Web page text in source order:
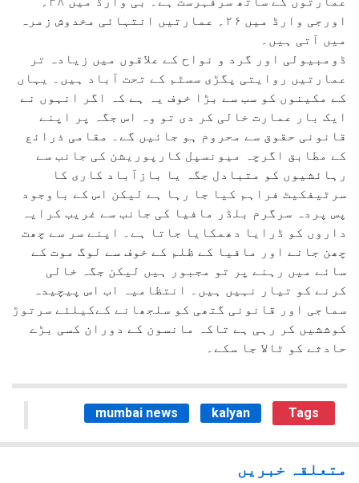
اورجی وارڈ میں ۲۶؍ عمارتیں انتہائی مخدوش زمرہ
میں آتی ہیں۔
ڈومبیولی اور گرد و نواح کے علاقوں میں زیادہ تر
عمارتیں روایتی پگڑی سسٹم کے تحت آباد ہیں۔ یہاں
کے مکینوں کو سب سے بڑا خوف یہ ہے کہ اگر انہوں نے
ایک بار عمارت خالی کر دی تو وہ اس جگہ پر اپنے
قانونی حقوق سے محروم ہو جائیں گے۔ مقامی ذرائع
کے مطابق اگرچہ میونسپل کارپوریشن کی جانب سے
رہائشیوں کو متبادل جگہ یا بازآباد کاری کا
سرٹیفکیٹ فراہم کیا جا رہا ہے لیکن اس کے باوجود
پس پردہ سرگرم بلڈر مافیا کی جانب سے غریب کرایہ
داروں کو ڈرایا دھمکایا جاتا ہے۔ اپنے سر سے چھت
چھن جانے اور مافیا کے ظلم کے خوف سے لوگ موت کے
سائے میں رہنے پر تو مجبور ہیں لیکن جگہ خالی
کرنے کو تیار نہیں ہیں۔ انتظامیہ اب اس پیچیدہ
سماجی اور قانونی گتھی کو سلجھانے کےکیلئے سرتوڑ
کوششیں کر رہی ہے تاکہ مانسون کے دوران کسی بڑے
حادثے کو ٹالا جا سکے۔
mumbai news kalyan Tags
متعلقہ خبریں